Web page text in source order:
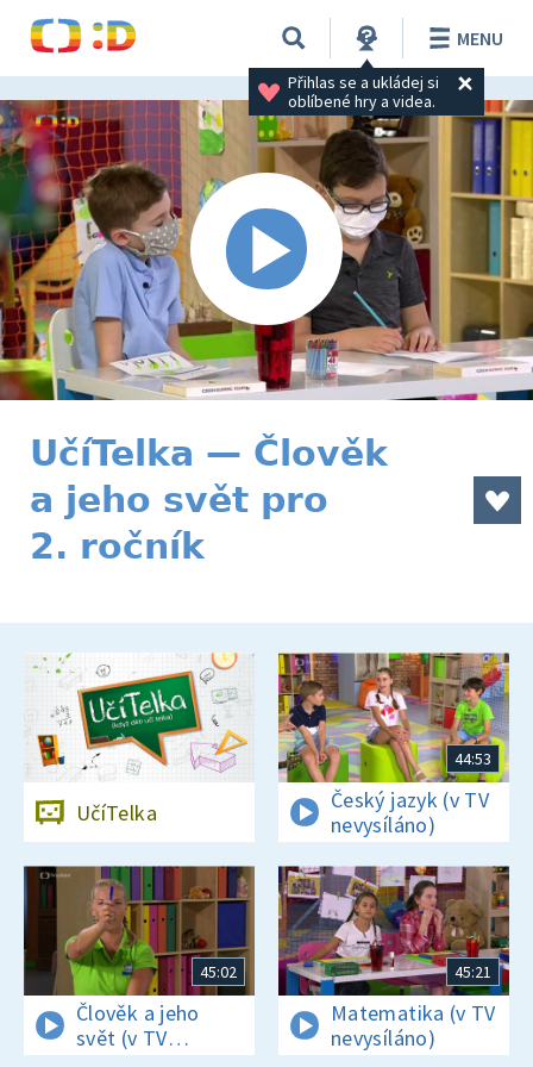
Přihlas se a ukládej si
oblíbené hry a videa.
MENU
UčíTelka — Člověk
a jeho svět pro
2. ročník
UčíTelka
44:53
Český jazyk (v TV
nevysíláno)
45:02
Člověk a jeho
svět (v TV
45:21
Matematika (v TV
nevysíláno)